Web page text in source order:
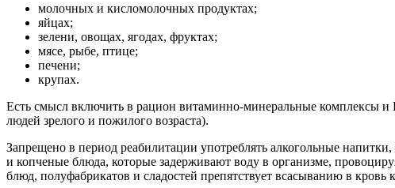
молочных и кисломолочных продуктах;
яйцах;
зелени, овощах, ягодах, фруктах;
мясе, рыбе, птице;
печени;
крупах.
Есть смысл включить в рацион витаминно-минеральные комплексы и
людей зрелого и пожилого возраста).
Запрещено в период реабилитации употреблять алкогольные
и копченые блюда, которые задерживают воду в организме,
блюд, полуфабрикатов и сладостей препятствует всасыванию в кровь